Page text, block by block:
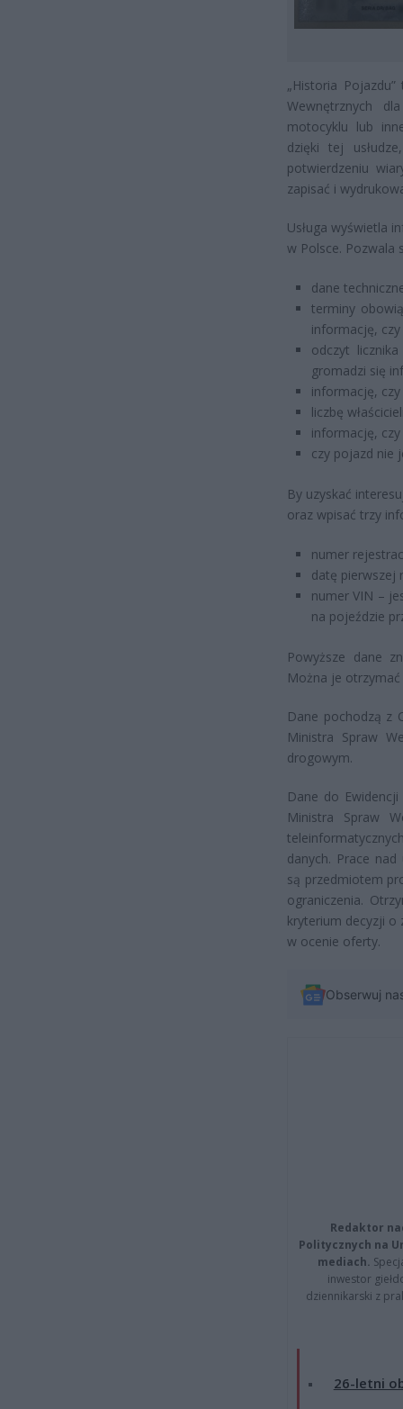
„Historia
Wewnętrznych
motocyklu lub
dzięki tej
potwierdzeniu
zapisać i
Usługa wyświetla
w Polsce. Pozwala
dane
terminy
informację,
odczyt
gromadzi się
informację,
liczbę
informację,
czy pojazd nie
By uzyskać
oraz wpisać trzy
numer
datę pierwszej
numer VIN –
na pojeździe
Powyższe dane
Można je otrzymać
Dane pochodzą z
Ministra Spraw
drogowym.
Dane do
Ministra Spraw
danych. Prace
są przedmiotem
ograniczenia.
kryterium decyzji o
w ocenie oferty.
Obserwuj
Redaktor
Politycznych na
mediach.
inwestor
dziennikarski z
26-letni